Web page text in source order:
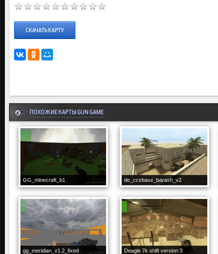
СКАЧАТЬ КАРТУ
ПОХОЖИЕ КАРТЫ GUN GAME
GG_minecraft_b1 de_ccsbase_barash_v2
gg_meridian_v1.2_fixed Deagle 7k shift version 3